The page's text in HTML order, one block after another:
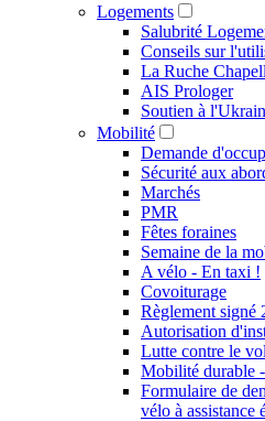
Logements
Salubrité
Conseils sur
La Ruche
AIS Prologer
Soutien à
Mobilité
Demande
Sécurité aux
Marchés
PMR
Fêtes foraines
Semaine de la
A vélo - En taxi !
Covoiturage
Règlement signé
Autorisation
Lutte contre le
Mobilité durable
Formulaire de
vélo à